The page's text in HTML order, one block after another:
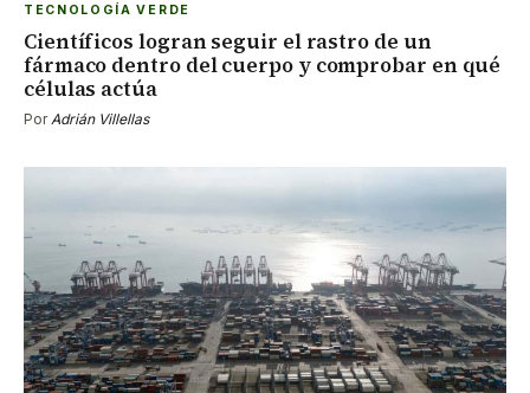
TECNOLOGÍA VERDE
Científicos logran seguir el rastro de un
fármaco dentro del cuerpo y comprobar en qué
células actúa
Por Adrián Villellas